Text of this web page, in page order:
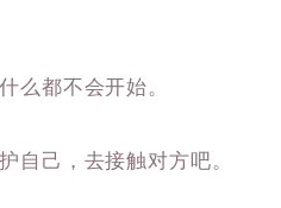
么都不会开始。
自己，去接触对方吧。